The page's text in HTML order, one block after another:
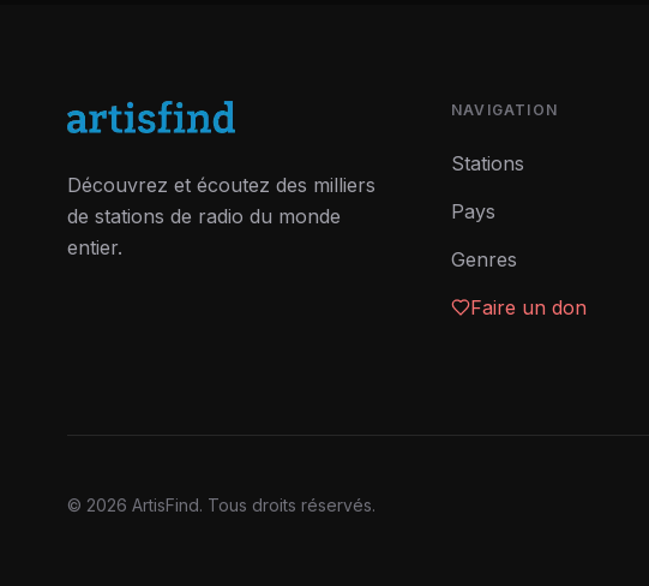
Découvrez et écoutez des milliers
de stations de radio du monde
entier.
NAVIGATION
Stations
Pays
Genres
Faire un don
© 2026 ArtisFind. Tous droits réservés.